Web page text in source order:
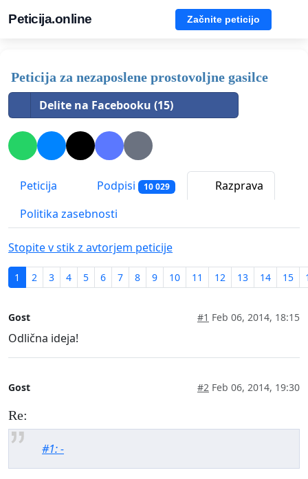
Peticija.online Začnite peticijo
Peticija za nezaposlene prostovoljne gasilce
Delite na Facebooku (15)
Peticija Podpisi 10 029
Razprava
Politika zasebnosti
Stopite v stik z avtorjem peticije
1 2 3 4 5 6 7 8 9 10 11 12 13 14 15
Gost #1 Feb 06, 2014, 18:15
Odlična ideja!
Gost #2 Feb 06, 2014, 19:30
Re:
#1: -